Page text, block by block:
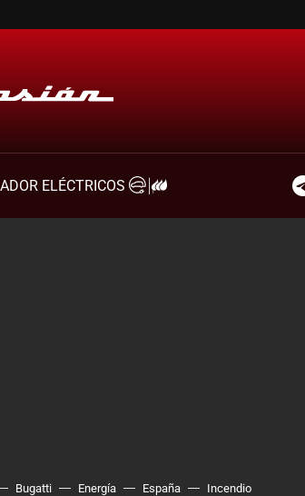
ELÉCTRICOS
Bugatti Energía España Incendio